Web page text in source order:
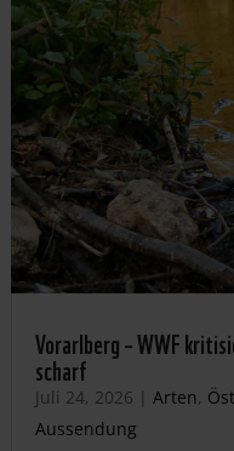
Vorarlberg – WWF
scharf
Juli 24, 2026 | Arten,
Aussendung